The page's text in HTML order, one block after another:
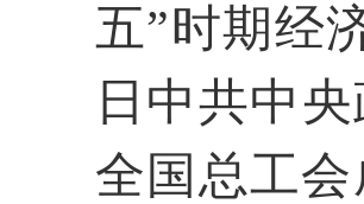
五”时期经
日中共中
全国总工